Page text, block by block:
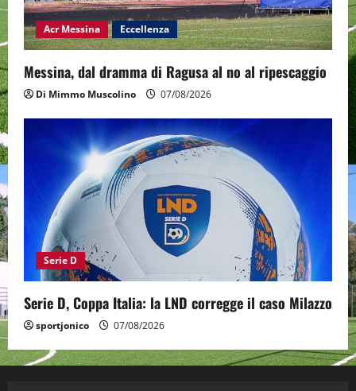
Acr Messina Eccellenza
Messina, dal dramma di Ragusa al no al ripescaggio
Di Mimmo Muscolino 07/08/2026
Serie D
Serie D, Coppa Italia: la LND corregge il caso Milazzo
sportjonico 07/08/2026